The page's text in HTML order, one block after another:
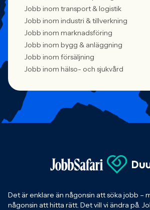
Jobb inom transport & logistik
Jobb inom industri & tillverkning
Jobb inom marknadsföring
Jobb inom bygg & anläggning
Jobb inom försäljning
Jobb inom hälso- och sjukvård
Det är enklare än någonsin att söka jobb –
någonsin att hitta rätt. Det vill vi ändra på.